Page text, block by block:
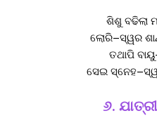
ଶିଶୁ ବଢିଲା
ଲୋରି–ସ୍ୱର
ତଥାପି
ସେଇ
୬.